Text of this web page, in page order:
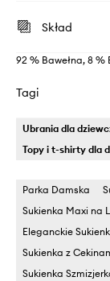
Skład
92 % Bawełna, 8 %
Tagi
Ubrania dla
Topy i t-shirty dla
Parka Damska
Sukienka Maxi na
Eleganckie
Sukienka z
Sukienka